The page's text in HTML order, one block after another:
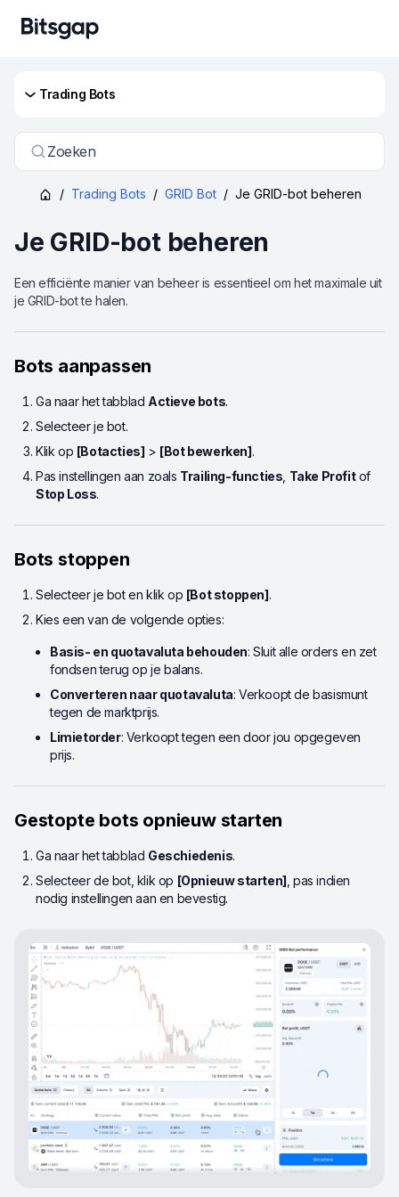
Trading Bots
Zoeken
/ Trading Bots / GRID Bot / Je GRID-bot beheren
Je GRID-bot beheren
Een efficiënte manier van beheer is essentieel om het maximale uit
je GRID-bot te halen.
Bots aanpassen
Ga naar het tabblad Actieve bots.
Selecteer je bot.
Klik op [Botacties] > [Bot bewerken].
Pas instellingen aan zoals Trailing-functies Take Profitof
Stop Loss.
Bots stoppen
Selecteer je bot en klik op [Bot stoppen].
Kies een van de volgende opties:
Basis- en quotavaluta behouden: Sluit alle orders en zet
fondsen terug op je balans.
Converteren naar quotavaluta: Verkoopt de basismunt
tegen de marktprijs.
Limietorder: Verkoopt tegen een door jou opgegeven
prijs.
Gestopte bots opnieuw starten
Ga naar het tabblad Geschiedenis.
Selecteer de bot, klik op [Opnieuw starten] , pas indien
nodig instellingen aan en bevestig.